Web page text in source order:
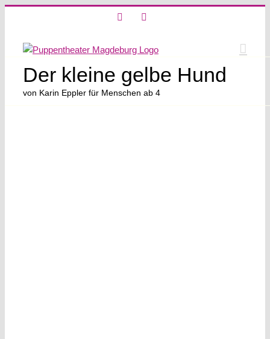
Der kleine gelbe Hund
von Karin Eppler für Menschen ab 4